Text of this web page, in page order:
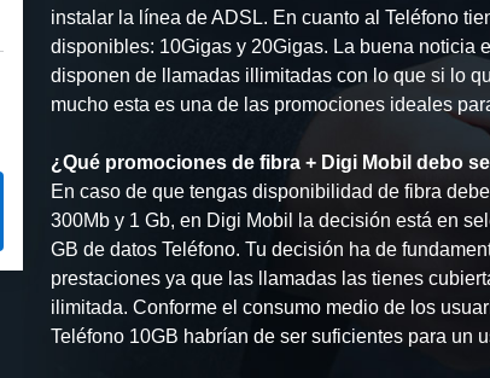
instalar la línea de ADSL. En cuanto al Teléfono
disponibles: 10Gigas y 20Gigas. La buena noticia
disponen de llamadas illimitadas con lo que si lo
mucho esta es una de las promociones ideales
¿Qué promociones de fibra + Digi Mobil debo
En caso de que tengas disponibilidad de fibra
300Mb y 1 Gb, en Digi Mobil la decisión está en
GB de datos Teléfono. Tu decisión ha de
prestaciones ya que las llamadas las tienes
ilimitada. Conforme el consumo medio de los
Teléfono 10GB habrían de ser suficientes para un